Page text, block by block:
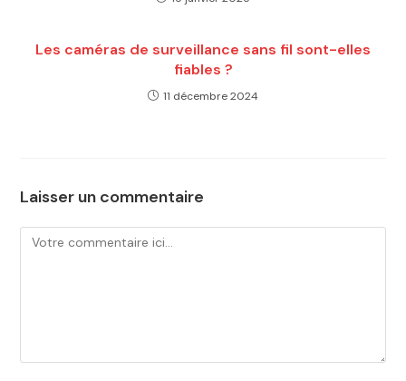
Les caméras de surveillance sans fil sont-elles
fiables ?
11 décembre 2024
Laisser un commentaire